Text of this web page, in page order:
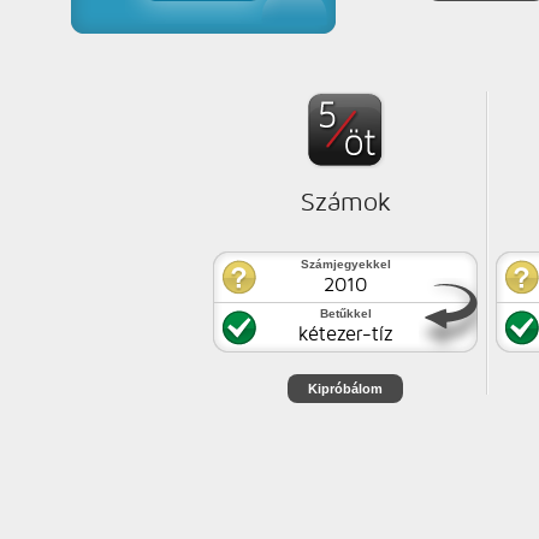
Számok
Számjegyekkel
2010
Betűkkel
kétezer-tíz
Kipróbálom